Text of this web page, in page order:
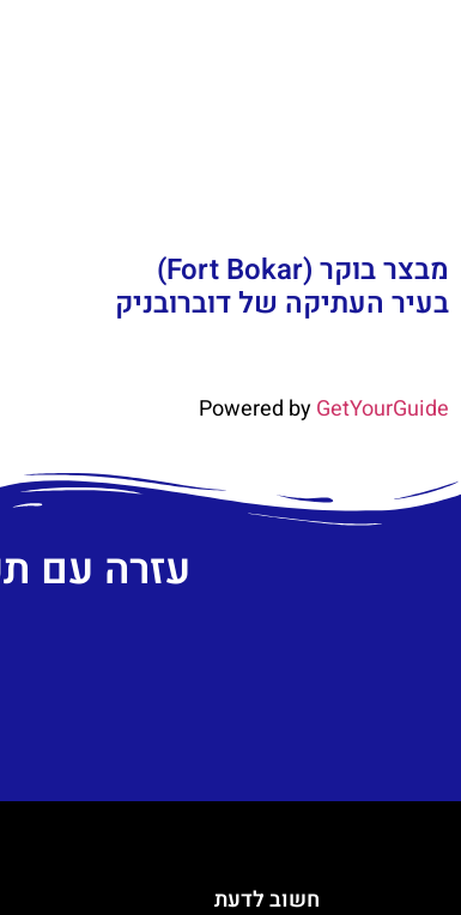
מבצר בוקר (Fort Bokar)
בעיר העתיקה של דוברובניק
Powered byGetYourGuide
עזרה עם
חשוב לדעת